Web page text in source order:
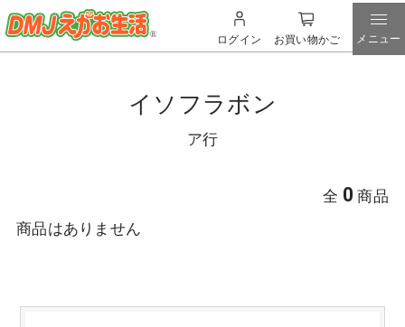
ログイン お買い物かご メニュー
イソフラボン
ア行
全 0 商品
商品はありません